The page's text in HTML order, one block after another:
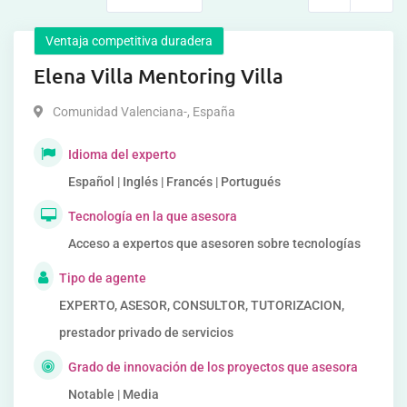
Ventaja competitiva duradera
Elena Villa Mentoring Villa
Comunidad Valenciana-, España
Idioma del experto
Español | Inglés | Francés | Portugués
Tecnología en la que asesora
Acceso a expertos que asesoren sobre tecnologías
Tipo de agente
EXPERTO, ASESOR, CONSULTOR, TUTORIZACION,
prestador privado de servicios
Grado de innovación de los proyectos que asesora
Notable | Media